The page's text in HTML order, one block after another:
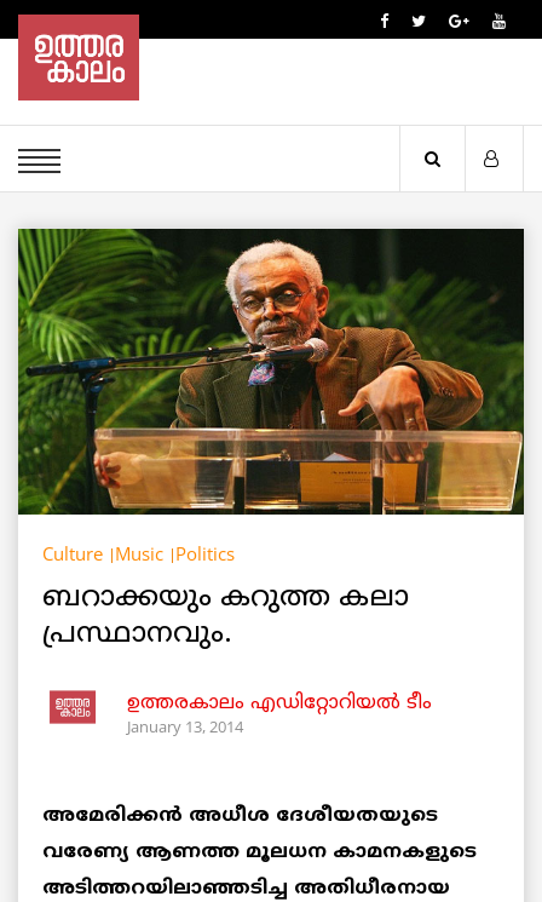
Culture Music Politics
ബറാക്കയും കറുത്ത കലാ
പ്രസ്ഥാനവും.
ഉത്തരകാലം എഡിറ്റോറിയല്‍ ടീം
January 13, 2014
അമേരിക്കന്‍ അധീശ ദേശീയതയുടെ
വരേണ്യ ആണത്ത മൂലധന കാമനകളുടെ
അടിത്തറയിലാഞ്ഞടിച്ച അതിധീരനായ